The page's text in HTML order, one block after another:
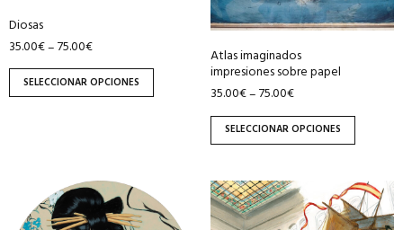
Diosas
35.00€–75.00€
SELECCIONAR OPCIONES
elegir
en
la
página
Atlas imaginados
impresiones sobre papel
35.00€–75.00€
SELECCIONAR OPCIONES
pueden
elegir
en
la
página
de
producto
producto
Este
producto